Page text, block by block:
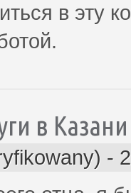
в эту
в Казани
-